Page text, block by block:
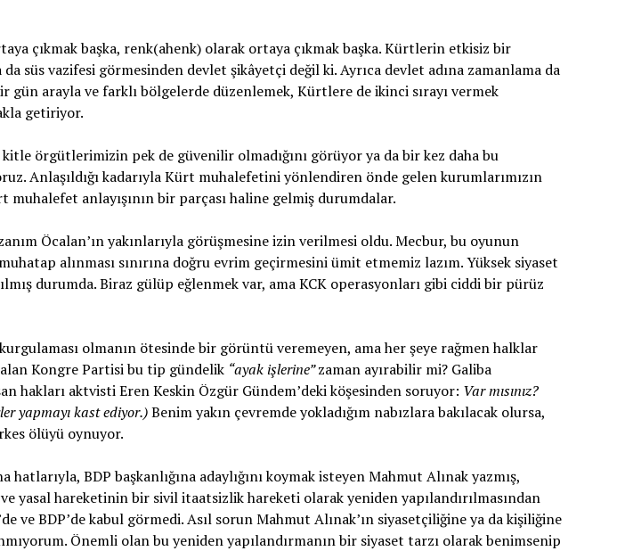
çıkmak başka, renk(ahenk) olarak ortaya çıkmak başka. Kürtlerin etkisiz bir
süs vazifesi görmesinden devlet şikâyetçi değil ki. Ayrıca devlet adına zamanlama da
arayla ve farklı bölgelerde düzenlemek, Kürtlere de ikinci sırayı vermek
getiriyor.
örgütlerimizin pek de güvenilir olmadığını görüyor ya da bir kez daha bu
Anlaşıldığı kadarıyla Kürt muhalefetini yönlendiren önde gelen kurumlarımızın
anlayışının bir parçası haline gelmiş durumdalar.
Öcalan’ın yakınlarıyla görüşmesine izin verilmesi oldu. Mecbur, bu oyunun
alınması sınırına doğru evrim geçirmesini ümit etmemiz lazım. Yüksek siyaset
durumda. Biraz gülüp eğlenmek var, ama KCK operasyonları gibi ciddi bir pürüz
olmanın ötesinde bir görüntü veremeyen, ama her şeye rağmen halklar
Kongre Partisi bu tip gündelik “ayak işlerine”zaman ayırabilir mi? Galiba
hakları aktvisti Eren Keskin Özgür Gündem’deki köşesinden soruyor: Var mısınız?
yapmayı kast ediyor.)Benim yakın çevremde yokladığım nabızlara bakılacak olursa,
ölüyü oynuyor.
hatlarıyla, BDP başkanlığına adaylığını koymak isteyen Mahmut Alınak yazmış,
yasal hareketinin bir sivil itaatsizlik hareketi olarak yeniden yapılandırılmasından
ve BDP’de kabul görmedi. Asıl sorun Mahmut Alınak’ın siyasetçiliğine ya da kişiliğine
Önemli olan bu yeniden yapılandırmanın bir siyaset tarzı olarak benimsenip